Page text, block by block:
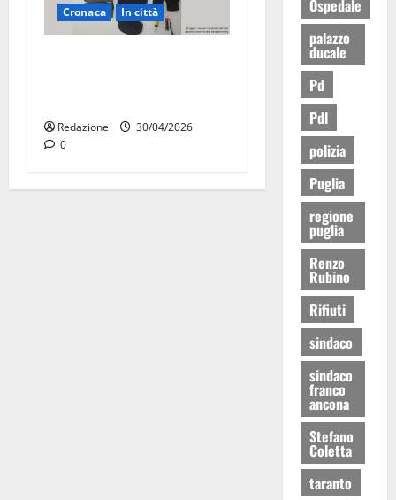
Cronaca In città
Redazione
30/04/2026
0
Ospedale
palazzo
ducale
Pd
Pdl
polizia
Puglia
regione
puglia
Renzo
Rubino
Rifiuti
sindaco
sindaco
franco
ancona
Stefano
Coletta
taranto